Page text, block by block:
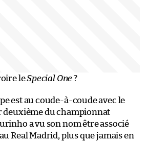
leSpecial One?
est au coude-à-coude avec le
du championnat
a vu son nom être associé
Real Madrid, plus que jamais en